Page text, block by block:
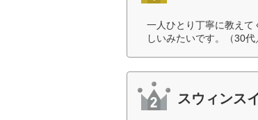
一人ひとり丁寧に教え
しいみたいです。（30代
スウィンス